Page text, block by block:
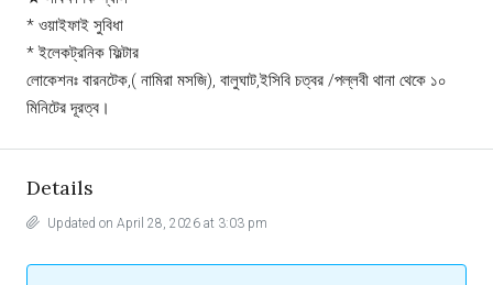
* ওয়াইফাই সুবিধা
* ইলেকট্রনিক ফিল্টার
লোকেশনঃ বারনটেক,( নামিরা মসজি), বালুঘাট,ইসিবি চত্বর /পল্লবী থানা থেকে ১০
মিনিটের দূরত্ব।
Details
Updated on April 28, 2026 at 3:03 pm